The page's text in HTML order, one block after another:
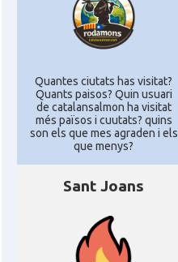
Quantes ciutats has visitat?
Quants paisos? Quin usuari
de catalansalmon ha visitat
més països i cuutats? quins
son els que mes agraden i els
que menys?
Sant Joans